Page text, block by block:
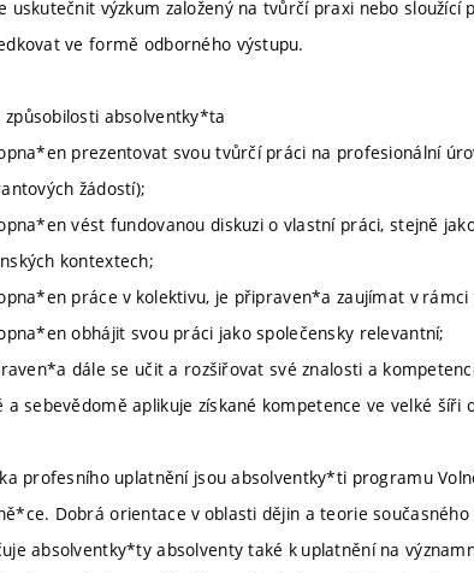
uskutečnit výzkum založený na tvůrčí praxi nebo
ve formě odborného výstupu.
způsobilosti absolventky*ta
prezentovat svou tvůrčí práci na profesionální
žádostí);
vést fundovanou diskuzi o vlastní práci, stejně
kontextech;
práce v kolektivu, je připraven*a zaujímat v
obhájit svou práci jako společensky relevantní;
dále se učit a rozšiřovat své znalosti a
a sebevědomě aplikuje získané kompetence ve velké šíři
profesního uplatnění jsou absolventky*ti programu
Dobrá orientace v oblasti dějin a teorie
absolventky*ty absolventy také k uplatnění na